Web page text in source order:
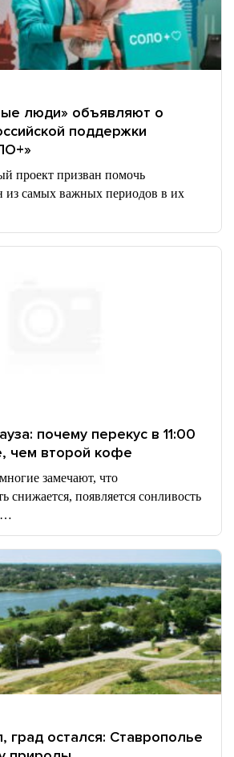
люди» объявляют о
поддержки
проект призван помочь
самых важных периодов в их
почему перекус в 11:00
чем второй кофе
замечают, что
снижается, появляется сонливость
град остался: Ставрополье